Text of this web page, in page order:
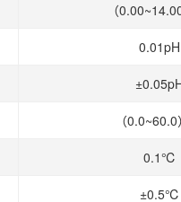
（
0.01pH
（
0.1℃
±0.5℃